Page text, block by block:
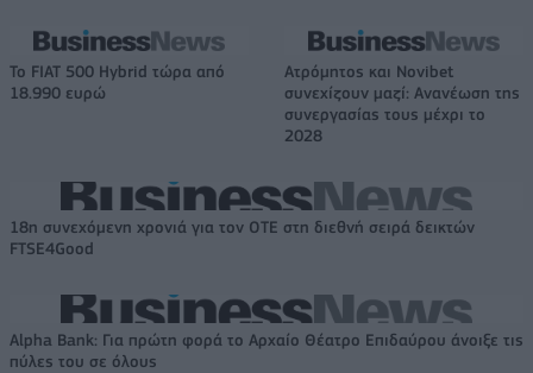
Το FIAT 500 Hybrid τώρα από
18.990 ευρώ
Ατρόμητος και Novibet
συνεχίζουν μαζί: Ανανέωση της
συνεργασίας τους μέχρι το
2028
18η συνεχόμενη χρονιά για τον ΟΤΕ στη διεθνή σειρά δεικτών
FTSE4Good
Alpha Bank: Για πρώτη φορά το Αρχαίο Θέατρο Επιδαύρου άνοιξε τις
πύλες του σε όλους